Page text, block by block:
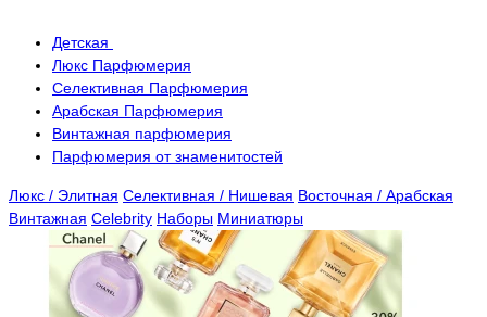
Детская
Люкс Парфюмерия
Селективная Парфюмерия
Арабская Парфюмерия
Винтажная парфюмерия
Парфюмерия от знаменитостей
Люкс / Элитная Селективная / Нишевая Восточная / Арабская
Винтажная Celebrity Наборы Миниатюры